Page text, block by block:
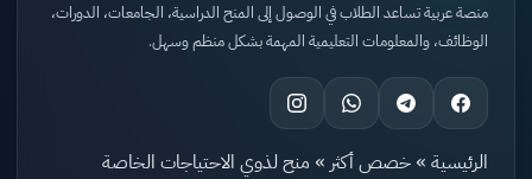
منصة عربية تساعد الطلاب في الوصول إلى المنح الدراسية، الجامعات، الدورات،
الوظائف، والمعلومات التعليمية المهمة بشكل منظم وسهل.
الرئيسية » خصص أكثر » منح لذوي الاحتياجات الخاصة